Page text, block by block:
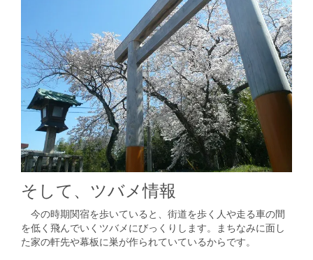
そして、ツバメ情報
今の時期関宿を歩いていると、街道を歩く人や走る車の間
を低く飛んでいくツバメにびっくりします。まちなみに面し
た家の軒先や幕板に巣が作られていているからです。